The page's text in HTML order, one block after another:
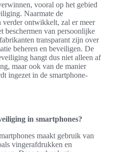
vooral op het gebied
Naarmate de
ontwikkelt, zal er meer
beschermen van persoonlijke
transparant zijn over
beheren en beveiligen. De
hangt dus niet alleen af
maar ook van de manier
ingezet in de smartphone-
in smartphones?
maakt gebruik van
vingerafdrukken en